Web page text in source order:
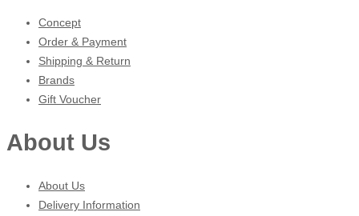
Concept
Order & Payment
Shipping & Return
Brands
Gift Voucher
About Us
About Us
Delivery Information